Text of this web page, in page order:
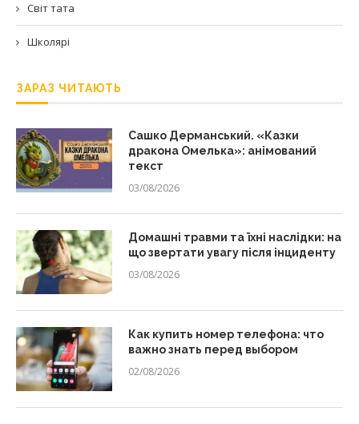
Світ тата
Школярі
ЗАРАЗ ЧИТАЮТЬ
Сашко Дерманський. «Казки
дракона Омелька»: анімований
текст
03/08/2026
Домашні травми та їхні наслідки: на
що звертати увагу після інциденту
03/08/2026
Как купить номер телефона: что
важно знать перед выбором
02/08/2026